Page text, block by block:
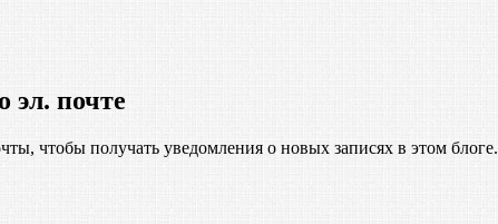
эл. почте
чтобы получать уведомления о новых записях в этом блоге.